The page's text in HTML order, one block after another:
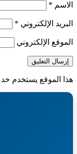
الاسم *
البريد الإلكتروني *
الموقع الإلكتروني
هذا الموقع يستخدم